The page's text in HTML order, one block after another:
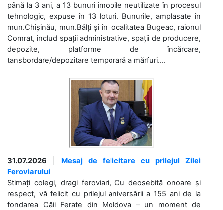
până la 3 ani, a 13 bunuri imobile neutilizate în procesul
tehnologic, expuse în 13 loturi. Bunurile, amplasate în
mun.Chișinău, mun.Bălți și în localitatea Bugeac, raionul
Comrat, includ spații administrative, spații de producere,
depozite, platforme de încărcare,
tansbordare/depozitare temporară a mărfuri....
31.07.2026
Mesaj de felicitare cu prilejul Zilei
Feroviarului
Stimați colegi, dragi feroviari, Cu deosebită onoare și
respect, vă felicit cu prilejul aniversării a 155 ani de la
fondarea Căii Ferate din Moldova – un moment de